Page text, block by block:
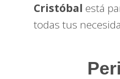
Cristóbal está
todas tus